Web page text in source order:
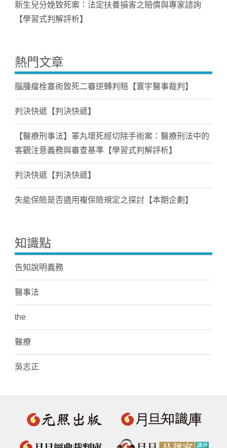
新生兒分娩致死案：法定扶養損害之賠償與專家諮詢
【學習式判解評析】
熱門文章
腦腫瘤栓塞術致死二審逆轉判賠【寰宇醫事裁判】
判決快遞【判決快遞】
【醫療刑事法】睪丸壞死經切除手術案：醫療刑法中的
客觀注意義務與審查基準【學習式判解評析】
判決快遞【判決快遞】
失能保險是否適用複保險規定之探討【本期企劃】
知識點
告知說明義務
醫事法
the
醫療
吳志正